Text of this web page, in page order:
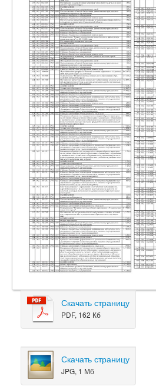
Скачать страницу
PDF, 162 Кб
Скачать страницу
JPG, 1 Мб